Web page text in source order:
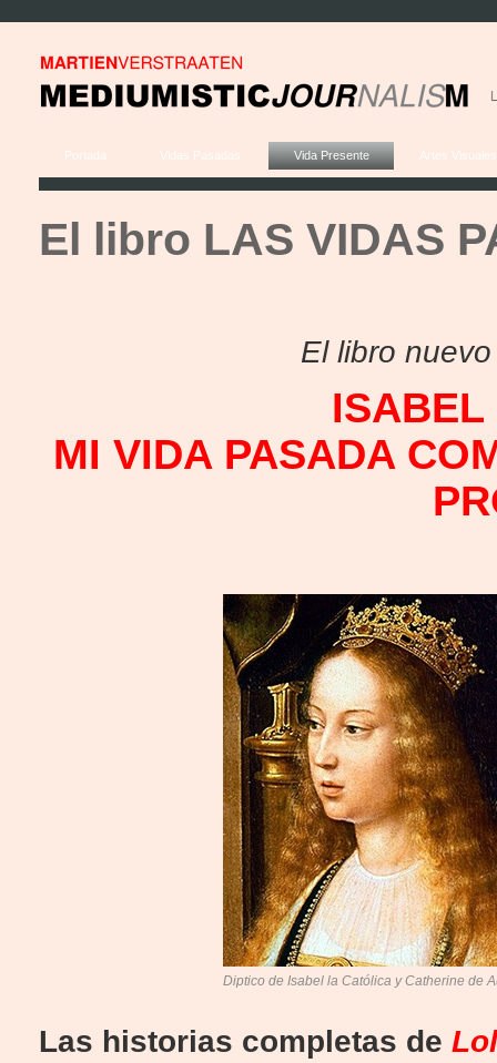
Portada Vidas Pasadas Vida Presente Artes Visuales
El libro LAS VIDAS
El libro
MI VIDA PASADA
Diptico de Isabel la Católica y Catherine de
Las historias completas de